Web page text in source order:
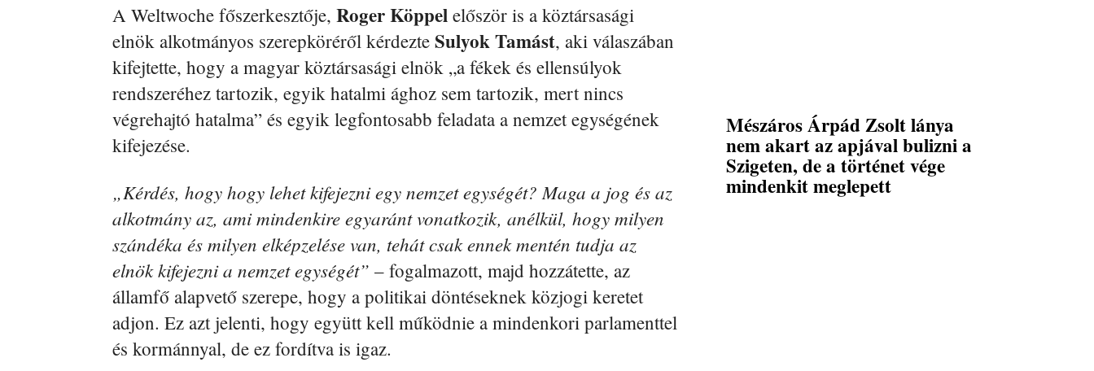
A Weltwoche főszerkesztője, RogerKöppel először is a köztársasági
elnök alkotmányos szerepköréről kérdezte Sulyok Tamást, aki válaszában
kifejtette, hogy a magyar köztársasági elnök „a fékek és ellensúlyok
rendszeréhez tartozik, egyik hatalmi ághoz sem tartozik, mert nincs
végrehajtó hatalma” és egyik legfontosabb feladata a nemzet egységének
kifejezése.
„Kérdés, hogy hogy lehet kifejezni egy nemzet egységét? Maga a jog és az
alkotmány az, ami mindenkire egyaránt vonatkozik, anélkül, hogy milyen
szándéka és milyen elképzelése van, tehát csak ennek mentén tudja az
elnök kifejezni a nemzet egységét” – fogalmazott, majd hozzátette, az
államfő alapvető szerepe, hogy a politikai döntéseknek közjogi keretet
adjon. Ez azt jelenti, hogy együtt kell működnie a mindenkori parlamenttel
és kormánnyal, de ez fordítva is igaz.
Mészáros Árpád Zsolt lánya
nem akart az apjával bulizni a
Szigeten, de a történet vége
mindenkit meglepett